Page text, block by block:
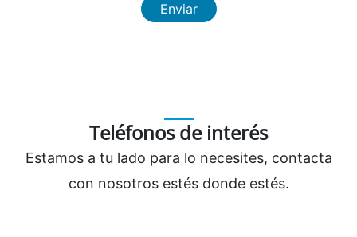
Enviar
Teléfonos de interés
Estamos a tu lado para lo necesites, contacta
con nosotros estés donde estés.